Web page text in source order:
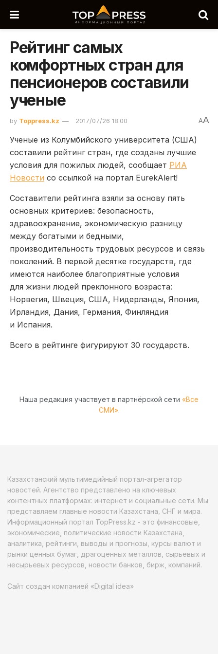
Рейтинг самых
комфортных стран для
пенсионеров составили
ученые
by Toppress.kz 2017/07/26 18:00 AA
Ученые из Колумбийского университета (США)
составили рейтинг стран, где созданы лучшие
условия для пожилых людей, сообщает РИА
Новости со ссылкой на портал EurekAlert!
Составители рейтинга взяли за основу пять
основных критериев: безопасность,
здравоохранение, экономическую разницу
между богатыми и бедными,
производительность трудовых ресурсов и связь
поколений. В первой десятке государств, где
имеются наиболее благоприятные условия
для жизни людей преклонного возраста:
Норвегия, Швеция, США, Нидерланды, Япония,
Ирландия, Дания, Германия, Финляндия
и Испания.
Всего в рейтинге фигурируют 30 государств.
Наша редакция участвует в партнёрской сети «Все
СМИ».
Казахстанский мультимедийный портал-агрегатор
новостей. Агентство представлено на ключевых
контентных платформах: интернет и социальные сети. Мы
представляем главные новости Казахстана, СНГ и мира.
Информационный портал TopPress.kz - это финансовые,
экономические, политические новости Казахстана,
аналитика, рейтинги, выводы и прогнозы, курсы валют и
рынки ценных бумаг, драгоценных металлов, сырьевых и
несырьевых ресурсов, новости банков, бирж, компаний.
Сайт создан компанией «Digital idea»